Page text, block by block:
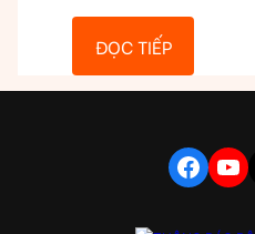
ĐỌC TIẾP
FACEBOOK YOUTUBE